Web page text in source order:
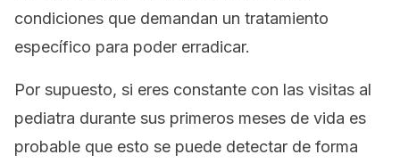
condiciones que demandan un tratamiento
específico para poder erradicar.
Por supuesto, si eres constante con las visitas al
pediatra durante sus primeros meses de vida es
probable que esto se puede detectar de forma